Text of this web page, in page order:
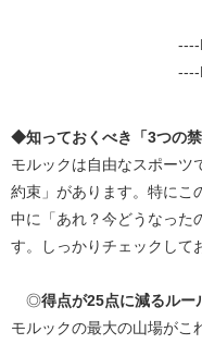
----
----
◆知っておくべき「3つの
モルックは自由なスポーツ
約束」があります。特にこ
中に「あれ？今どうなった
す。しっかりチェックして
◎得点が25点に減るルー
モルックの最大の山場がこ